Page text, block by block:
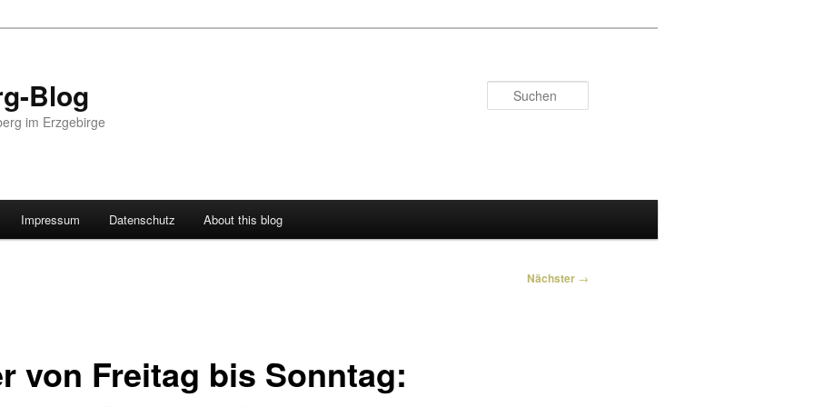
Blog
im Erzgebirge
Impressum Datenschutz About this blog
Nächster →
von Freitag bis Sonntag: